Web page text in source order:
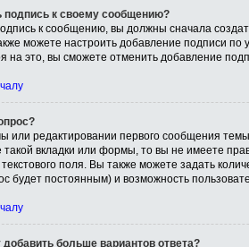
подпись к своему сообщению?
к сообщению, вы должны сначала
можете настроить добавление подписи
на это, вы сможете отменить добавление
или редактировании первого сообщения
вкладки или формы, то вы не имеете
поля. Вы также можете задать
будет постоянным) и возможность
больше вариантов ответа?